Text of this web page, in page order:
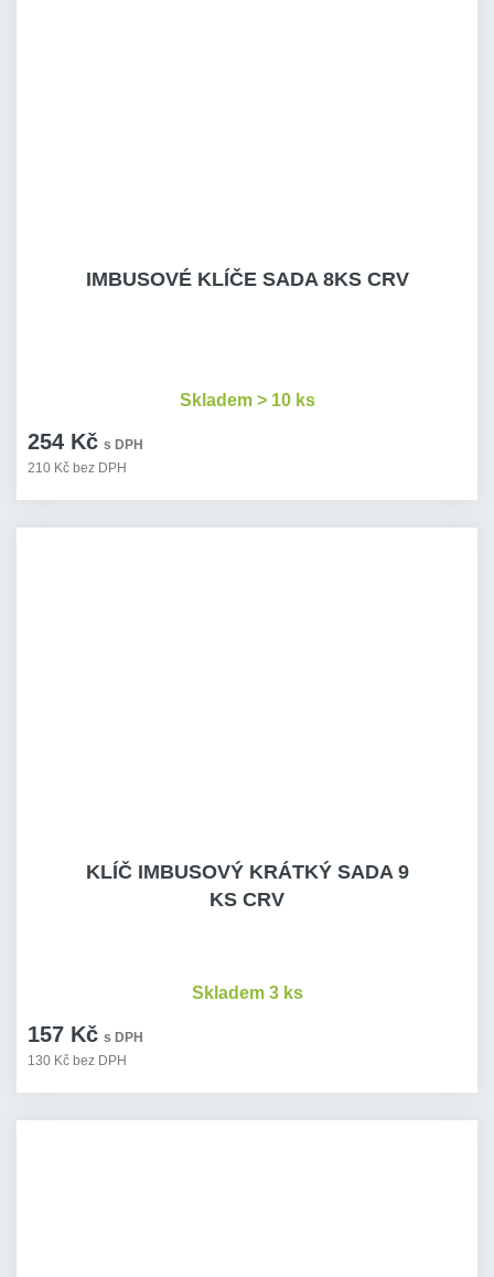
IMBUSOVÉ KLÍČE SADA 8KS CRV
254 Kč s DPH
210 Kč bez DPH
Skladem > 10 ks
KLÍČ IMBUSOVÝ KRÁTKÝ SADA 9
KS CRV
157 Kč s DPH
130 Kč bez DPH
Skladem 3 ks